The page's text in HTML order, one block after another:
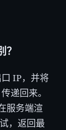
IP，并将
递回来。
服务端渲
，返回最